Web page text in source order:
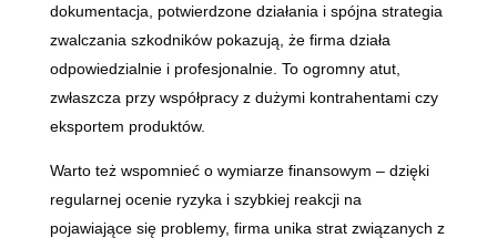
dokumentacja, potwierdzone działania i spójna strategia
zwalczania szkodników pokazują, że firma działa
odpowiedzialnie i profesjonalnie. To ogromny atut,
zwłaszcza przy współpracy z dużymi kontrahentami czy
eksportem produktów.
Warto też wspomnieć o wymiarze finansowym – dzięki
regularnej ocenie ryzyka i szybkiej reakcji na
pojawiające się problemy, firma unika strat związanych z